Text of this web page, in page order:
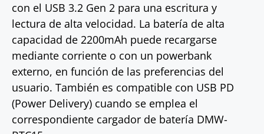
con el USB 3.2 Gen 2 para una escritura y
lectura de alta velocidad. La batería de alta
capacidad de 2200mAh puede recargarse
mediante corriente o con un powerbank
externo, en función de las preferencias del
usuario. También es compatible con USB PD
(Power Delivery) cuando se emplea el
correspondiente cargador de batería DMW-